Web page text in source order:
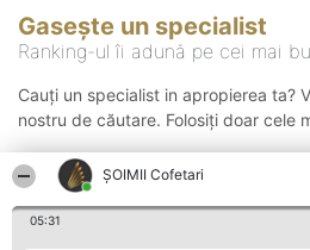
ȘOIMII Cofetari
05:31
Gasește un specialist
Ranking-ul îi adună pe cei mai
Cauți un specialist in apropierea ta?
nostru de căutare. Folosiți doar cele